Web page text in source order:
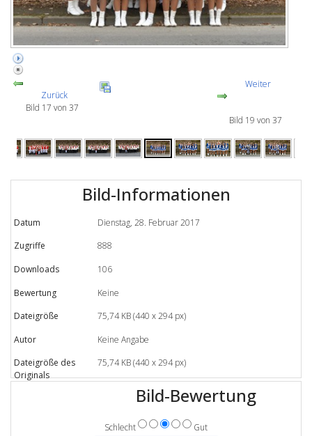
Zurück
Bild 17 von 37
Weiter
Bild 19 von 37
Bild-Informationen
Datum
Dienstag, 28. Februar 2017
Zugriffe
888
Downloads
106
Bewertung
Keine
Dateigröße
75,74 KB (440 x 294 px)
Autor
Keine Angabe
Dateigröße des
Originals
75,74 KB (440 x 294 px)
Bild-Bewertung
Schlecht Gut